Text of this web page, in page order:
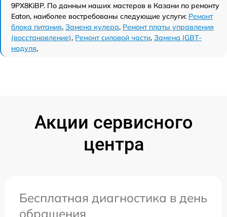
9PX8KiBP. По данным наших мастеров в Казани по ремонту
Eaton, наиболее востребованы следующие услуги: Ремонт
блока питания, Замена кулера, Ремонт платы управления
(восстановление), Ремонт силовой части, Замена IGBT-
модуля,
Акции сервисного
центра
Бесплатная диагностика в день
обращения